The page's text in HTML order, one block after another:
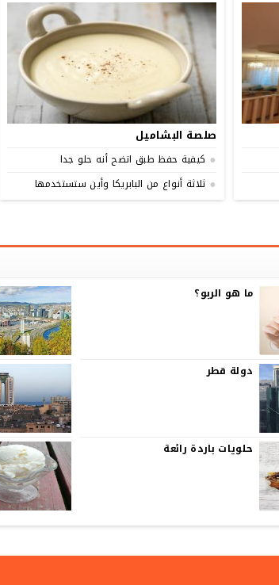
صلصة البشاميل
كيفية حفظ طبق اتضح أنه حلو جدا
ثلاثة أنواع من البابريكا وأين ستستخدمها
ما هو الربو؟
دولة قطر
حلويات باردة رائعة